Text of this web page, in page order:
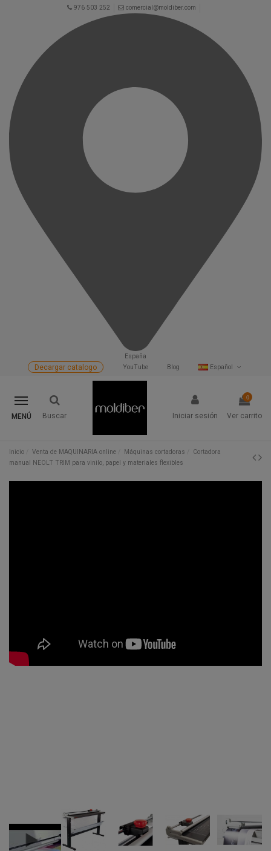
976 503 252 comercial@moldiber.com
España
Español
Blog
YouTube
Decargar catalogo
MENÚ Buscar Iniciar sesión
0
Ver carrito
Inicio Venta de MAQUINARIA online Máquinas cortadoras
Cortadora
manual NEOLT TRIM para vinilo, papel y materiales flexibles